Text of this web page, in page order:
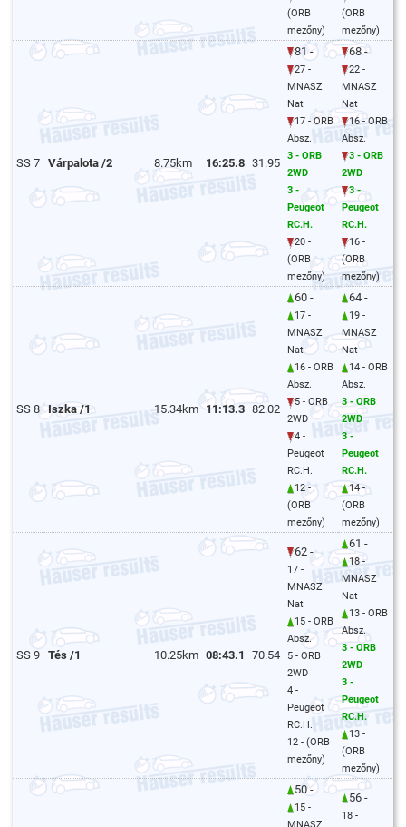
(ORB
mezőny)
(ORB
mezőny)
SS 7 Várpalota /2 8.75km 16:25.8 31.95
81 -
27 -
MNASZ
Nat
17 - ORB
Absz.
3 - ORB
2WD
3 -
Peugeot
RC.H.
20 -
(ORB
mezőny)
68 -
22 -
MNASZ
Nat
16 - ORB
Absz.
3 - ORB
2WD
3 -
Peugeot
RC.H.
16 -
(ORB
mezőny)
SS 8 Iszka /1 15.34km 11:13.3 82.02
60 -
17 -
MNASZ
Nat
16 - ORB
Absz.
5 - ORB
2WD
4 -
Peugeot
RC.H.
12 -
(ORB
mezőny)
64 -
19 -
MNASZ
Nat
14 - ORB
Absz.
3 - ORB
2WD
3 -
Peugeot
RC.H.
14 -
(ORB
mezőny)
SS 9 Tés /1 10.25km 08:43.1 70.54
62 -
17 -
MNASZ
Nat
15 - ORB
Absz.
5 - ORB
2WD
4 -
Peugeot
RC.H.
12 - (ORB
mezőny)
61 -
18 -
MNASZ
Nat
13 - ORB
Absz.
3 - ORB
2WD
3 -
Peugeot
RC.H.
13 -
(ORB
mezőny)
50 -
15 -
56 -
18 -